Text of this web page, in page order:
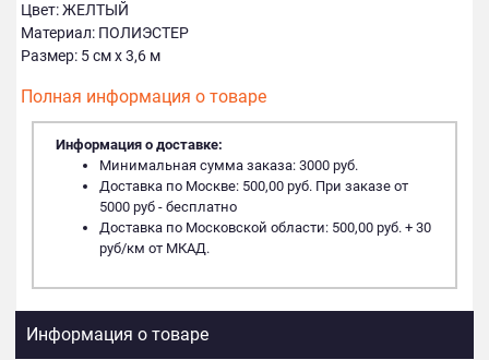
Цвет: ЖЕЛТЫЙ
Материал: ПОЛИЭСТЕР
Размер: 5 см х 3,6 м
Полная информация о товаре
Информация о доставке:
Минимальная сумма заказа: 3000 руб.
Доставка по Москве: 500,00 руб. При заказе от
5000 руб - бесплатно
Доставка по Московской области: 500,00 руб. + 30
руб/км от МКАД.
Информация о товаре